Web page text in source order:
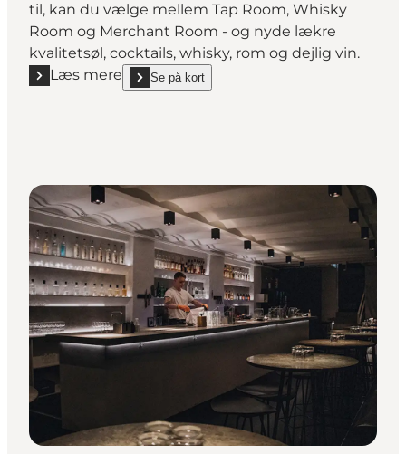
til, kan du vælge mellem Tap Room, Whisky
Room og Merchant Room - og nyde lækre
kvalitetsøl, cocktails, whisky, rom og dejlig vin.
Læs mere
Læs mere "Tir na nÓg"
Se på kort
show Tir na nÓg on_map